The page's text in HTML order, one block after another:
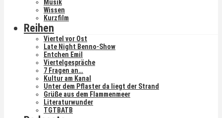
Musik
Wissen
Kurzfilm
Reihen
Viertel vor Ost
Late Night Benno-Show
Entchen Emil
Viertelgespräche
7 Fragen an…
Kultur am Kanal
Unter dem Pflaster da liegt der Strand
Grüße aus dem Flammenmeer
Literaturwunder
TGTBATB